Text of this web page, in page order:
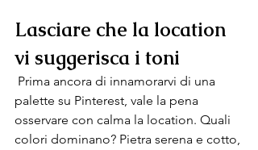
Lasciare che la location
vi suggerisca i toni
Prima ancora di innamorarvi di una
palette su Pinterest, vale la pena
osservare con calma la location. Quali
colori dominano? Pietra serena e cotto,